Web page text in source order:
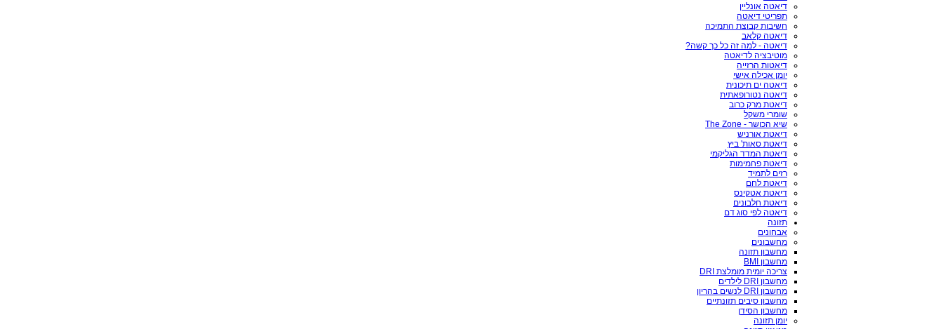
דיאטה אונליין
תפריטי דיאטה
חשיבות קבוצת התמיכה
דיאטה קלאב
דיאטה - למה זה כל כך קשה?
מוטיבציה לדיאטה
דיאטות הרזייה
יומן אכילה אישי
דיאטה ים תיכונית
דיאטה נטורופאתית
דיאטת מרק כרוב
שומרי משקל
שיא הכושר - The Zone
דיאטת אורניש
דיאטת סאות' ביץ
דיאטת המדד הגליקמי
דיאטת פחמימות
רזים לתמיד
דיאטת לחם
דיאטת אטקינס
דיאטת חלבונים
דיאטה לפי סוג דם
תזונה
אבחונים
מחשבונים
מחשבון תזונה
מחשבון BMI
צריכה יומית מומלצת DRI
מחשבון DRI לילדים
מחשבון DRI לנשים בהריון
מחשבון סיבים תזונתיים
מחשבון הסידן
יומן תזונה